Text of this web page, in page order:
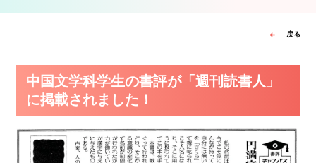
戻る
中国文学科学生の書評が「週刊読書人」
に掲載されました！